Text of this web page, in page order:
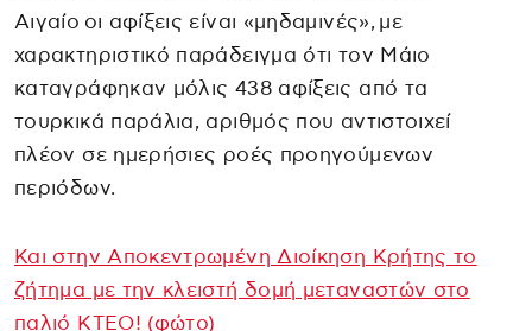
Αιγαίο οι αφίξεις είναι «μηδαμινές», με
χαρακτηριστικό παράδειγμα ότι τον Μάιο
καταγράφηκαν μόλις 438 αφίξεις από τα
τουρκικά παράλια, αριθμός που αντιστοιχεί
πλέον σε ημερήσιες ροές προηγούμενων
περιόδων.
Και στην Αποκεντρωμένη Διοίκηση Κρήτης το
ζήτημα με την κλειστή δομή μεταναστών στο
παλιό ΚΤΕΟ! (φώτο)